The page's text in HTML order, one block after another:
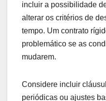
É recomendável que as
em um formato simples,
facilitar a comparação.
comissão de 10% sobre
dependendo do volume